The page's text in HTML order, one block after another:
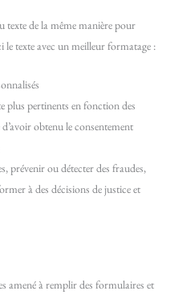
texte de la même manière pour
texte avec un meilleur formatage :
plus pertinents en fonction des
obtenu le consentement
prévenir ou détecter des fraudes,
à des décisions de justice et
amené à remplir des formulaires et